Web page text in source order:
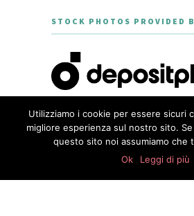
STOCK PHOTOS PROVIDED
CREATED WITH LOVE
GOURMET - THEME
MERIDIANTHEMES
Utilizziamo i cookie per essere sicuri
migliore esperienza sul nostro sito.
questo sito noi assumiamo che
Ok
Leggi di più